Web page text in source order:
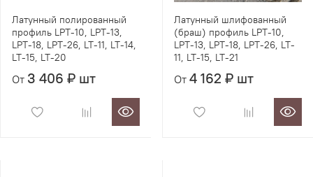
Латунный полированный
профиль LPT-10, LPT-13,
LPT-18, LPT-26, LT-11, LT-14,
LT-15, LT-20
От 3 406 ₽ шт
Латунный шлифованный
(браш) профиль LPT-10,
LPT-13, LPT-18, LPT-26, LT-
11, LT-15, LT-21
От 4 162 ₽ шт